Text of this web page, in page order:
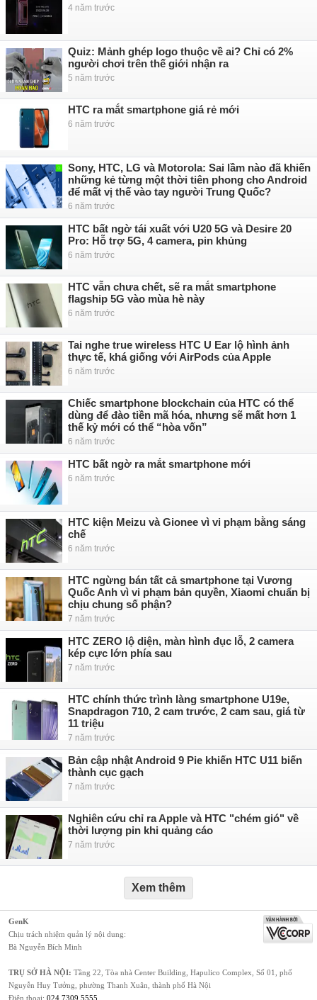
4 năm trước
Quiz: Mảnh ghép logo thuộc về ai? Chỉ có 2%
người chơi trên thế giới nhận ra
5 năm trước
HTC ra mắt smartphone giá rẻ mới
6 năm trước
Sony, HTC, LG và Motorola: Sai lầm nào đã khiến
những kẻ từng một thời tiên phong cho Android
để mất vị thế vào tay người Trung Quốc?
6 năm trước
HTC bất ngờ tái xuất với U20 5G và Desire 20
Pro: Hỗ trợ 5G, 4 camera, pin khủng
6 năm trước
HTC vẫn chưa chết, sẽ ra mắt smartphone
flagship 5G vào mùa hè này
6 năm trước
Tai nghe true wireless HTC U Ear lộ hình ảnh
thực tế, khá giống với AirPods của Apple
6 năm trước
Chiếc smartphone blockchain của HTC có thể
dùng để đào tiền mã hóa, nhưng sẽ mất hơn 1
thế kỷ mới có thể “hòa vốn”
6 năm trước
HTC bất ngờ ra mắt smartphone mới
6 năm trước
HTC kiện Meizu và Gionee vì vi phạm bằng sáng
chế
6 năm trước
HTC ngừng bán tất cả smartphone tại Vương
Quốc Anh vì vi phạm bản quyền, Xiaomi chuẩn bị
chịu chung số phận?
7 năm trước
HTC ZERO lộ diện, màn hình đục lỗ, 2 camera
kép cực lớn phía sau
7 năm trước
HTC chính thức trình làng smartphone U19e,
Snapdragon 710, 2 cam trước, 2 cam sau, giá từ
11 triệu
7 năm trước
Bản cập nhật Android 9 Pie khiến HTC U11 biến
thành cục gạch
7 năm trước
Nghiên cứu chỉ ra Apple và HTC "chém gió" về
thời lượng pin khi quảng cáo
7 năm trước
Xem thêm
GenK
Chịu trách nhiệm quản lý nội dung:
Bà Nguyễn Bích Minh
TRỤ SỞ HÀ NỘI: Tầng 22, Tòa nhà Center Building, Hapulico Complex, Số 01, phố
Nguyễn Huy Tưởng, phường Thanh Xuân, thành phố Hà Nội
Điện thoại: 024 7309 5555